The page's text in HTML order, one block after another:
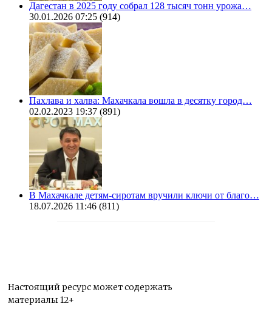
Дагестан в 2025 году собрал 128 тысяч тонн урожа…
30.01.2026 07:25 (914)
Пахлава и халва: Махачкала вошла в десятку город…
02.02.2023 19:37 (891)
В Махачкале детям-сиротам вручили ключи от благо…
18.07.2026 11:46 (811)
Настоящий ресурс может содержать
материалы 12+